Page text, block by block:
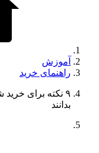
آموزش
راهنمای خرید
۹ نکته برای
بدانند